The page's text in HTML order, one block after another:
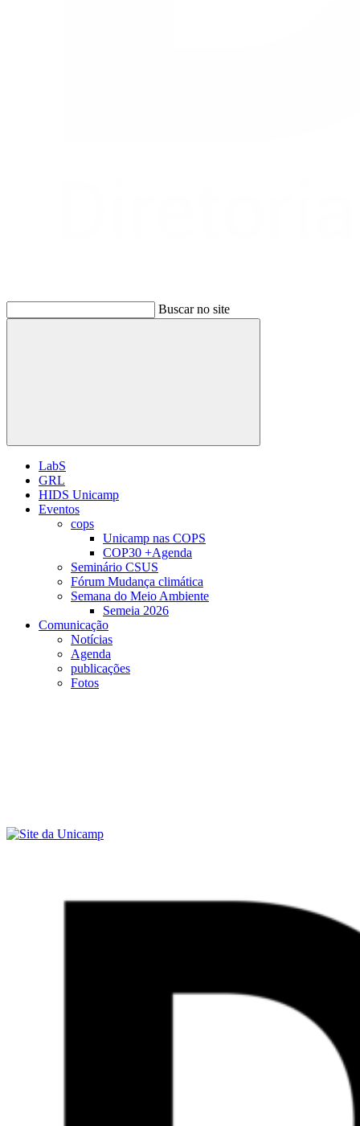
Buscar no site
Buscar
LabS
GRL
HIDS Unicamp
Eventos
cops
Unicamp nas COPS
COP30 +Agenda
Seminário CSUS
Fórum Mudança climática
Semana do Meio Ambiente
Semeia 2026
Comunicação
Notícias
Agenda
publicações
Fotos